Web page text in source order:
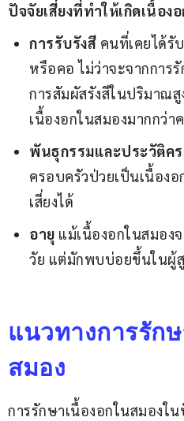
ปัจจัยเสี่ยงที่ทำให้เกิดเนื้อง
การรับรังสี คนที่เคยได้รั
หรือคอ ไม่ว่าจะจากการ
การสัมผัสรังสีในปริมาณสู
เนื้องอกในสมองมากกว่า
พันธุกรรมและประวัติค
ครอบครัวป่วยเป็นเนื้อง
เสี่ยงได้
อายุ แม้เนื้องอกในสมอง
วัย แต่มักพบบ่อยขึ้นในผู้
แนวทางการรัก
สมอง
การรักษาเนื้องอกในสมอง